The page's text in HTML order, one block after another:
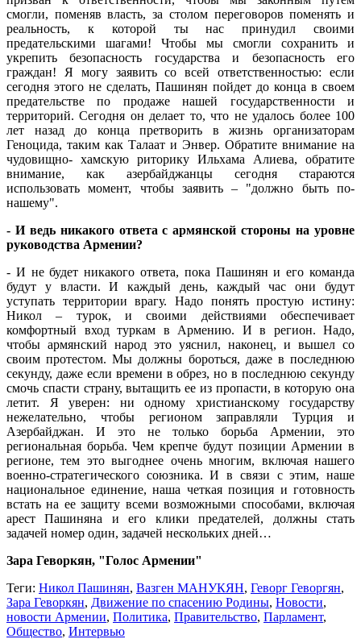
смогли, поменяв власть, за столом переговоров поменять и
реальность, к которой ты нас принудил своими
предательскими шагами! Чтобы мы смогли сохранить и
укрепить безопасность государства и безопасность его
граждан! Я могу заявить со всей ответственностью: если
сегодня этого не сделать, Пашинян пойдет до конца в своем
предательстве по продаже нашей государственности и
территорий. Сегодня он делает то, что не удалось более 100
лет назад до конца претворить в жизнь организаторам
Геноцида, таким как Талаат и Энвер. Обратите внимание на
чудовищно- хамскую риторику Ильхама Алиева, обратите
внимание, как азербайджанцы сегодня стараются
использовать момент, чтобы заявить – "должно быть по-
нашему".
- И ведь никакого ответа с армянской стороны на уровне
руководства Армении?
- И не будет никакого ответа, пока Пашинян и его команда
будут у власти. И каждый день, каждый час они будут
уступать территории врагу. Надо понять простую истину:
Никол – турок, и своими действиями обеспечивает
комфортный вход туркам в Армению. И в регион. Надо,
чтобы армянский народ это уяснил, наконец, и вышел со
своим протестом. Мы должны бороться, даже в последнюю
секунду, даже если времени в обрез, но в последнюю секунду
смочь спасти страну, вытащить ее из пропасти, в которую она
летит. Я уверен: ни одному христианскому государству
нежелательно, чтобы регионом заправляли Турция и
Азербайджан. И это не только борьба Армении, это
региональная борьба. Чем крепче будут позиции Армении в
регионе, тем это выгоднее очень многим, включая нашего
военно-стратегического союзника. И в связи с этим, наше
национальное единение, наша четкая позиция и готовность
встать на ее защиту всеми возможными способами, включая
арест Пашиняна и его клики предателей, должны стать
задачей номер один, задачей нескольких дней…
Зара Геворкян, "Голос Армении"
Теги: Никол Пашинян, Вазген МАНУКЯН, Геворг Геворгян,
Зара Геворкян, Движение по спасению Родины, Новости,
новости Армении, Политика, Правительство, Парламент,
Общество, Интервью